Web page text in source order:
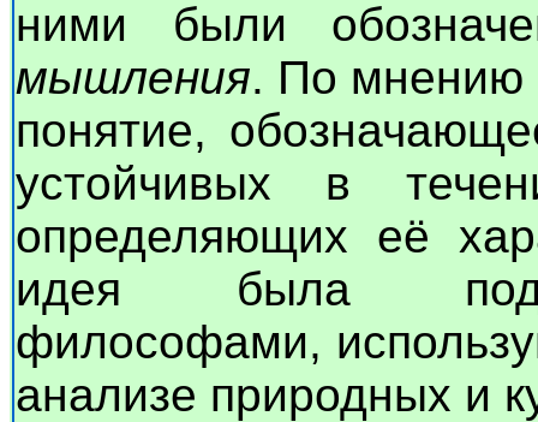
ними были
мышления. По мнению
понятие,
устойчивых в
определяющих её
идея была
философами,
анализе природных и